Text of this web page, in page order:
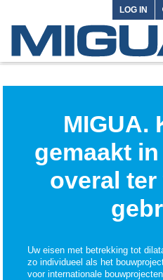
LOG IN
MIGUA.
gemaakt
overal
Uw eisen met betrekking tot
zo individueel als het
voor internationale